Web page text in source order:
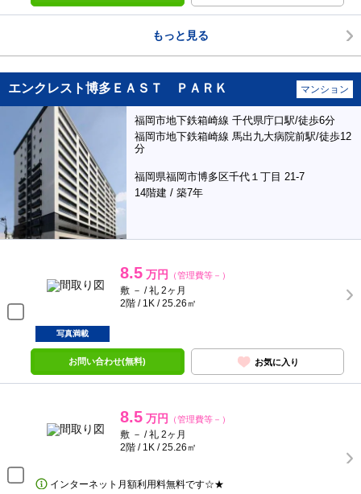
もっと見る
エンクレスト博多ＥＡＳＴ ＰＡＲＫ マンション
福岡市地下鉄箱崎線 千代県庁口駅/徒歩6分
福岡市地下鉄箱崎線 馬出九大病院前駅/徒歩12
分
福岡県福岡市博多区千代１丁目 21-7
14階建 / 築7年
8.5 万円 （管理費等－）
敷 － / 礼 2ヶ月
2階 / 1K / 25.26㎡
写真満載
お問い合わせ(無料) お気に入り
8.5 万円 （管理費等－）
敷 － / 礼 2ヶ月
2階 / 1K / 25.26㎡
インターネット月額利用料無料です☆★